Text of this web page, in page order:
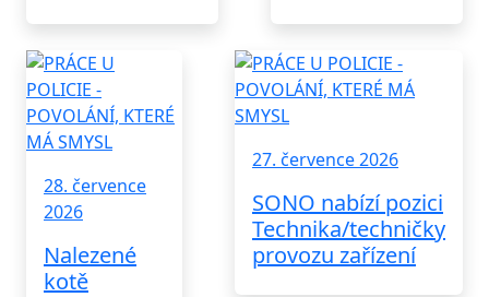
28. července
2026
Nalezené
kotě
27. července 2026
SONO nabízí pozici
Technika/techničky
provozu zařízení